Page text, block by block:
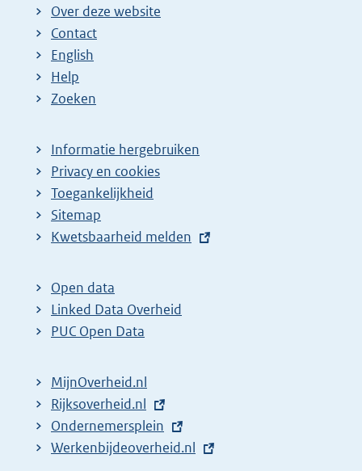
Over deze website
Contact
English
Help
Zoeken
Informatie hergebruiken
Privacy en cookies
Toegankelijkheid
Sitemap
E
t
e
r
l
i
n
k
Kwetsbaarheid melden
Open data
Linked Data Overheid
PUC Open Data
MijnOverheid.nl
E
x
t
Rijksoverheid.nl
E
x
Ondernemersplein
E
Werkenbijdeoverheid.nl